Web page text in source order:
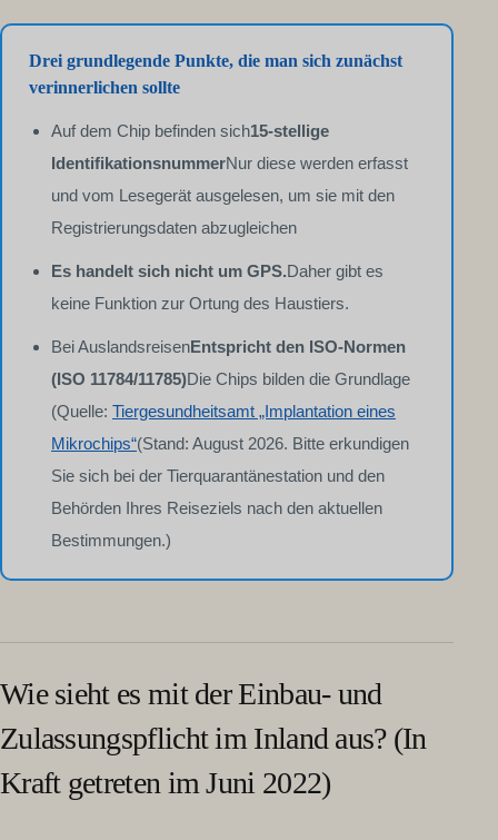
Drei grundlegende Punkte, die man sich zunächst
verinnerlichen sollte
Auf dem Chip befinden sich15-stellige
IdentifikationsnummerNur diese werden erfasst
und vom Lesegerät ausgelesen, um sie mit den
Registrierungsdaten abzugleichen
Es handelt sich nicht um GPS.Daher gibt es
keine Funktion zur Ortung des Haustiers.
Bei AuslandsreisenEntspricht den ISO-Normen
(ISO 11784/11785)Die Chips bilden die Grundlage
(Quelle: Tiergesundheitsamt „Implantation eines
Mikrochips“(Stand: August 2026. Bitte erkundigen
Sie sich bei der Tierquarantänestation und den
Behörden Ihres Reiseziels nach den aktuellen
Bestimmungen.)
Wie sieht es mit der Einbau- und
Zulassungspflicht im Inland aus? (In
Kraft getreten im Juni 2022)